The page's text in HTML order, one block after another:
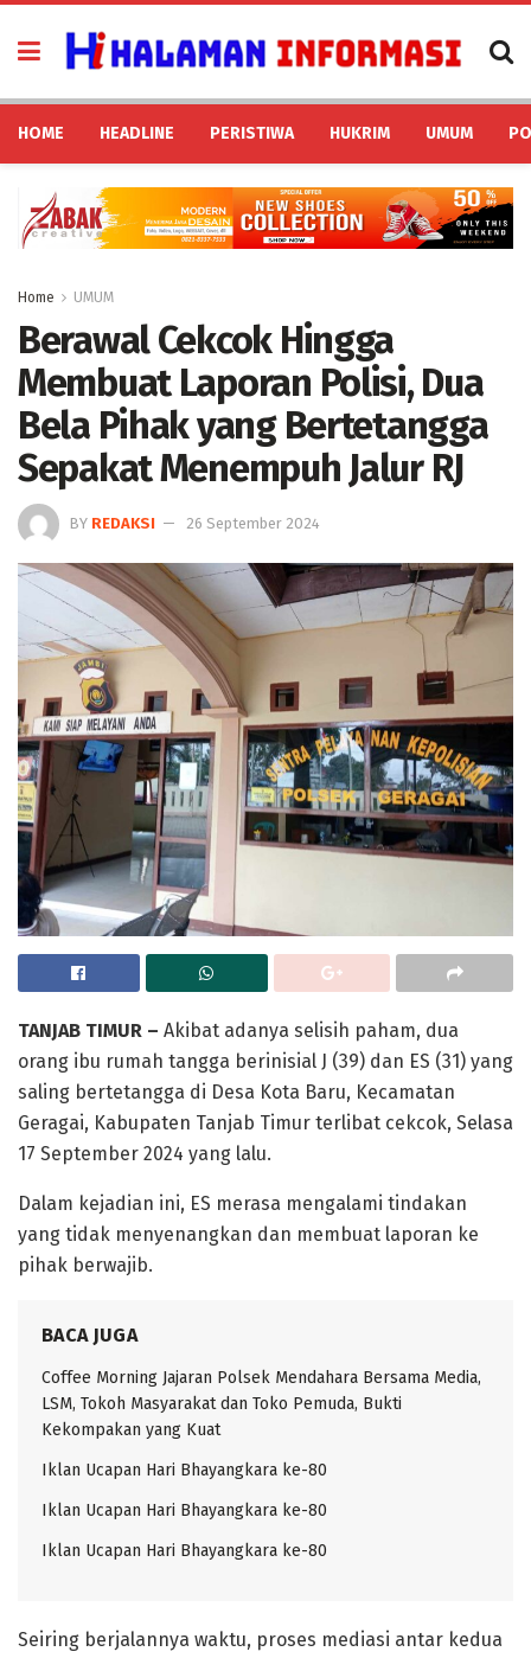
HOME HEADLINE PERISTIWA HUKRIM UMUM
Home UMUM
Berawal Cekcok Hingga
Membuat Laporan Polisi, Dua
Bela Pihak yang Bertetangga
Sepakat Menempuh Jalur RJ
BY REDAKSI 26 September 2024
TANJAB TIMUR – Akibat adanya selisih paham, dua
orang ibu rumah tangga berinisial J (39) dan ES (31) yang
saling bertetangga di Desa Kota Baru, Kecamatan
Geragai, Kabupaten Tanjab Timur terlibat cekcok, Selasa
17 September 2024 yang lalu.
Dalam kejadian ini, ES merasa mengalami tindakan
yang tidak menyenangkan dan membuat laporan ke
pihak berwajib.
BACA JUGA
Coffee Morning Jajaran Polsek Mendahara Bersama Media,
LSM, Tokoh Masyarakat dan Toko Pemuda, Bukti
Kekompakan yang Kuat
Iklan Ucapan Hari Bhayangkara ke-80
Iklan Ucapan Hari Bhayangkara ke-80
Iklan Ucapan Hari Bhayangkara ke-80
Seiring berjalannya waktu, proses mediasi antar kedua